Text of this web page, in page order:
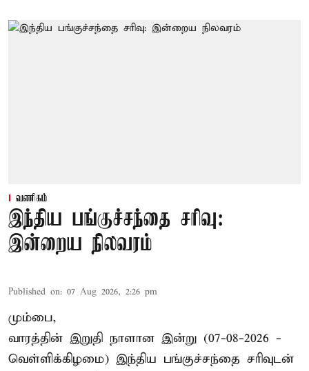
வணிகம்
இந்திய பங்குச்சந்தை சரிவு:
இன்றைய நிலவரம்
Published on: 07 Aug 2026, 2:26 pm
மும்பை,
வாரத்தின் இறுதி நாளான இன்று (07-08-2026 -
வெள்ளிக்கிழமை) இந்திய பங்குச்சந்தை சரிவுடன்